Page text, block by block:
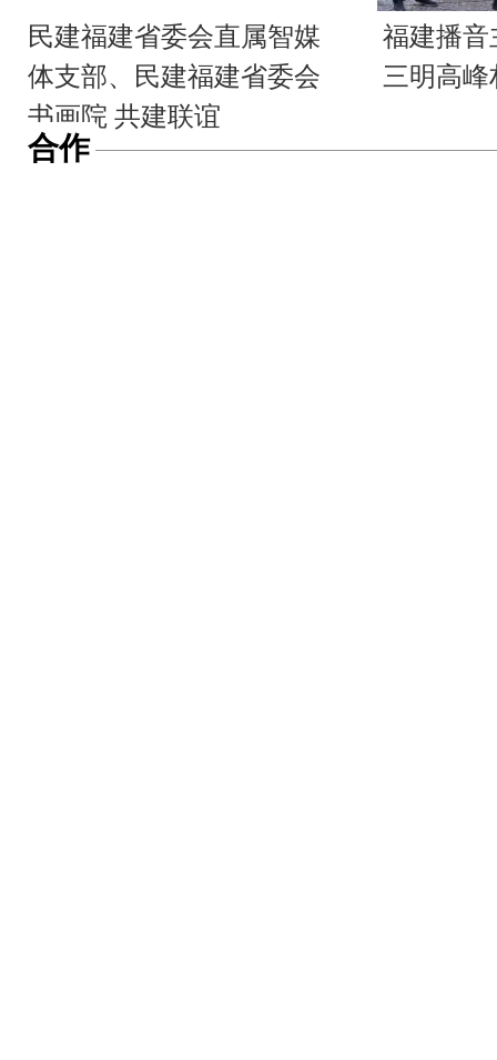
民建福建省委会直属智媒
体支部、民建福建省委会
书画院 共建联谊
福建播音
三明高
合作